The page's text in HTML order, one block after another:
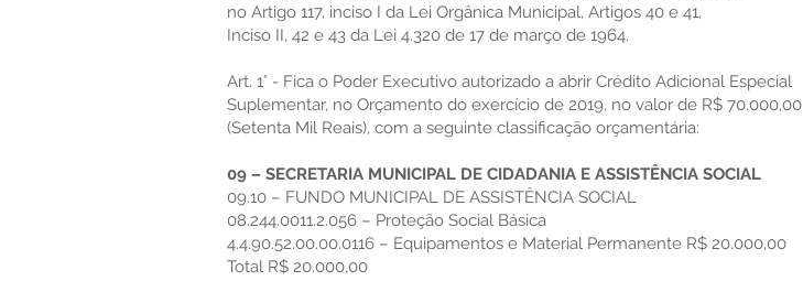
no Artigo 117, inciso I da Lei Orgânica Municipal, Artigos 40 e 41,
Inciso II, 42 e 43 da Lei 4.320 de 17 de março de 1964.
Art. 1° - Fica o Poder Executivo autorizado a abrir Crédito Adicional Especial
Suplementar, no Orçamento do exercício de 2019, no valor de R$ 70.000,00
(Setenta Mil Reais), com a seguinte classificação orçamentária:
09 – SECRETARIA MUNICIPAL DE CIDADANIA E ASSISTÊNCIA SOCIAL
09.10 – FUNDO MUNICIPAL DE ASSISTÊNCIA SOCIAL
08.244.0011.2.056 – Proteção Social Básica
4.4.90.52.00.00.0116 – Equipamentos e Material Permanente R$ 20.000,00
Total R$ 20.000,00